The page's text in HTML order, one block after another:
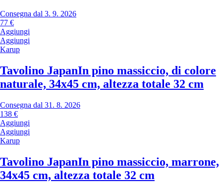
Consegna dal 3. 9. 2026
77 €
Aggiungi
Aggiungi
Karup
Tavolino JapanIn pino massiccio, di colore
naturale, 34x45 cm, altezza totale 32 cm
Consegna dal 31. 8. 2026
138 €
Aggiungi
Aggiungi
Karup
Tavolino JapanIn pino massiccio, marrone,
34x45 cm, altezza totale 32 cm